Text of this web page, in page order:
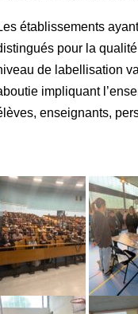
établissements
pour la
de labellisation
impliquant
enseignants,